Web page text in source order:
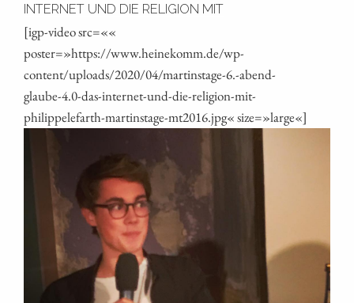
INTERNET UND DIE RELIGION MIT
[igp-video src=««
poster=»https://www.heinekomm.de/wp-
content/uploads/2020/04/martinstage‑6.-abend-
glaube‑4.0‑das-internet-und-die-religion-mit-
philippelefarth-martinstage-mt2016.jpg« size=»large«]